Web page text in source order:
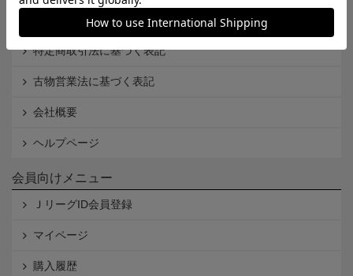
Cookieポリシー
特定商取引法に基づく表記
古物営業法に基づく表記
会社概要
ヘルプページ
会員向けメニュー
ＪリーグID会員登録
マイページ
購入履歴